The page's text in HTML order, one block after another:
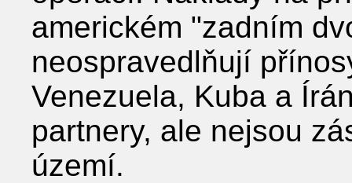
americkém "zadním
neospravedlňují
Venezuela, Kuba a
partnery, ale nejsou
území.